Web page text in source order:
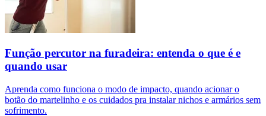
Função percutor na furadeira: entenda o que é e
quando usar
Aprenda como funciona o modo de impacto, quando acionar o
botão do martelinho e os cuidados pra instalar nichos e armários sem
sofrimento.